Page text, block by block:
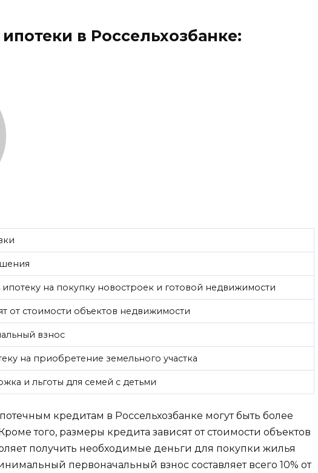
в Россельхозбанке:
на покупку новостроек и готовой недвижимости
от стоимости объектов недвижимости
взнос
на приобретение земельного участка
и льготы для семей с детьми
кредитам в Россельхозбанке могут быть более
того, размеры кредита зависят от стоимости объектов
получить необходимые деньги для покупки жилья
первоначальный взнос составляет всего 10% от